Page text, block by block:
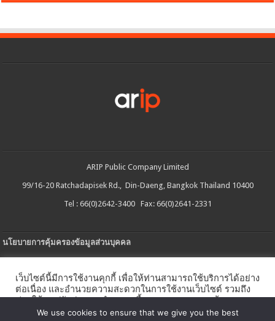
ARIP Public Company Limited
99/16-20 Ratchadapisek Rd., Din-Daeng, Bangkok Thailand 10400
Tel : 66(0)2642-3400 Fax: 66(0)2641-2331
นโยบายการคุ้มครองข้อมูลส่วนบุคคล
นโยบายการใช้คกกี้
เว็บไซต์นี้มีการใช้งานคุกกี้ เพื่อให้ท่านสามารถใช้บริการได้อย่าง
ต่อเนื่อง และอำนวยความสะดวกในการใช้งานเว็บไซต์ รวมถึง
ช่วยให้เราปรับปรุงการนำเสนอเนื้อหาตรงตามความต้องการ
ของท่าน โดยสามารถศึกษารายละเอียดเพิ่มเติมได้ใน นโยบาย
We use cookies to ensure that we give you the best